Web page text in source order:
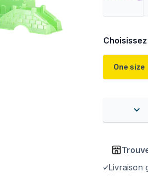
One size
Livraison